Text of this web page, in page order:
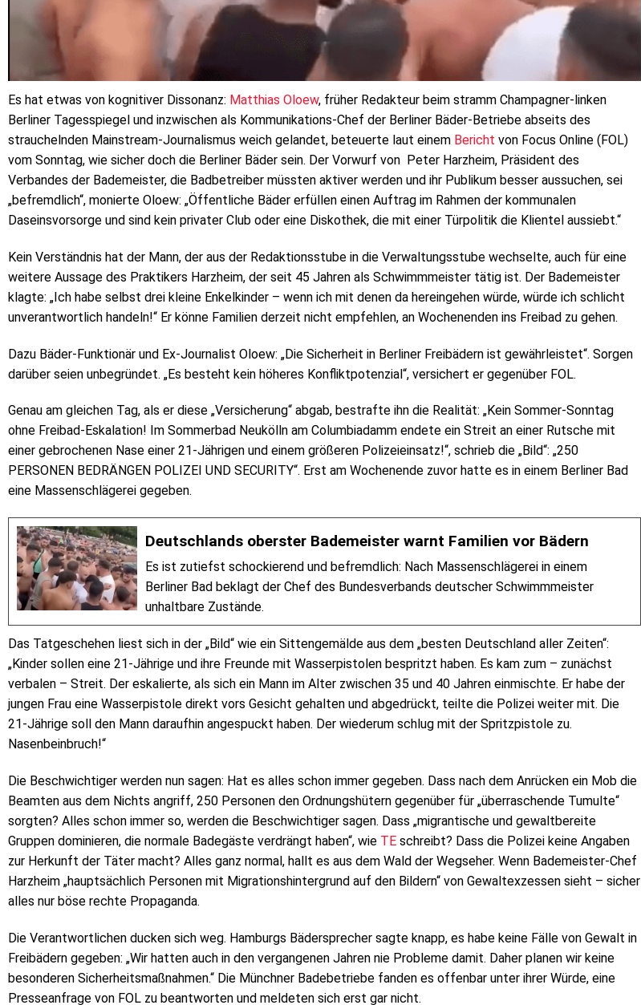
Es hat etwas von kognitiver Dissonanz: Matthias Oloew, früher Redakteur beim stramm Champagner-linken
Berliner Tagesspiegel und inzwischen als Kommunikations-Chef der Berliner Bäder-Betriebe abseits des
strauchelnden Mainstream-Journalismus weich gelandet, beteuerte laut einem Bericht von Focus Online (FOL)
vom Sonntag, wie sicher doch die Berliner Bäder sein. Der Vorwurf von Peter Harzheim, Präsident des
Verbandes der Bademeister, die Badbetreiber müssten aktiver werden und ihr Publikum besser aussuchen, sei
„befremdlich“, monierte Oloew: „Öffentliche Bäder erfüllen einen Auftrag im Rahmen der kommunalen
Daseinsvorsorge und sind kein privater Club oder eine Diskothek, die mit einer Türpolitik die Klientel aussiebt.“
Kein Verständnis hat der Mann, der aus der Redaktionsstube in die Verwaltungsstube wechselte, auch für eine
weitere Aussage des Praktikers Harzheim, der seit 45 Jahren als Schwimmmeister tätig ist. Der Bademeister
klagte: „Ich habe selbst drei kleine Enkelkinder – wenn ich mit denen da hereingehen würde, würde ich schlicht
unverantwortlich handeln!“ Er könne Familien derzeit nicht empfehlen, an Wochenenden ins Freibad zu gehen.
Dazu Bäder-Funktionär und Ex-Journalist Oloew: „Die Sicherheit in Berliner Freibädern ist gewährleistet“. Sorgen
darüber seien unbegründet. „Es besteht kein höheres Konfliktpotenzial“, versichert er gegenüber FOL.
Genau am gleichen Tag, als er diese „Versicherung“ abgab, bestrafte ihn die Realität: „Kein Sommer-Sonntag
ohne Freibad-Eskalation! Im Sommerbad Neukölln am Columbiadamm endete ein Streit an einer Rutsche mit
einer gebrochenen Nase einer 21-Jährigen und einem größeren Polizeieinsatz!“, schrieb die „Bild“: „250
PERSONEN BEDRÄNGEN POLIZEI UND SECURITY“. Erst am Wochenende zuvor hatte es in einem Berliner Bad
eine Massenschlägerei gegeben.
Deutschlands oberster Bademeister warnt Familien vor Bädern
Es ist zutiefst schockierend und befremdlich: Nach Massenschlägerei in einem
Berliner Bad beklagt der Chef des Bundesverbands deutscher Schwimmmeister
unhaltbare Zustände.
Das Tatgeschehen liest sich in der „Bild“ wie ein Sittengemälde aus dem „besten Deutschland aller Zeiten“:
„Kinder sollen eine 21-Jährige und ihre Freunde mit Wasserpistolen bespritzt haben. Es kam zum – zunächst
verbalen – Streit. Der eskalierte, als sich ein Mann im Alter zwischen 35 und 40 Jahren einmischte. Er habe der
jungen Frau eine Wasserpistole direkt vors Gesicht gehalten und abgedrückt, teilte die Polizei weiter mit. Die
21-Jährige soll den Mann daraufhin angespuckt haben. Der wiederum schlug mit der Spritzpistole zu.
Nasenbeinbruch!“
Die Beschwichtiger werden nun sagen: Hat es alles schon immer gegeben. Dass nach dem Anrücken ein Mob die
Beamten aus dem Nichts angriff, 250 Personen den Ordnungshütern gegenüber für „überraschende Tumulte“
sorgten? Alles schon immer so, werden die Beschwichtiger sagen. Dass „migrantische und gewaltbereite
Gruppen dominieren, die normale Badegäste verdrängt haben“, wie TE schreibt? Dass die Polizei keine Angaben
zur Herkunft der Täter macht? Alles ganz normal, hallt es aus dem Wald der Wegseher. Wenn Bademeister-Chef
Harzheim „hauptsächlich Personen mit Migrationshintergrund auf den Bildern“ von Gewaltexzessen sieht – sicher
alles nur böse rechte Propaganda.
Die Verantwortlichen ducken sich weg. Hamburgs Bädersprecher sagte knapp, es habe keine Fälle von Gewalt in
Freibädern gegeben: „Wir hatten auch in den vergangenen Jahren nie Probleme damit. Daher planen wir keine
besonderen Sicherheitsmaßnahmen.“ Die Münchner Badebetriebe fanden es offenbar unter ihrer Würde, eine
Presseanfrage von FOL zu beantworten und meldeten sich erst gar nicht.